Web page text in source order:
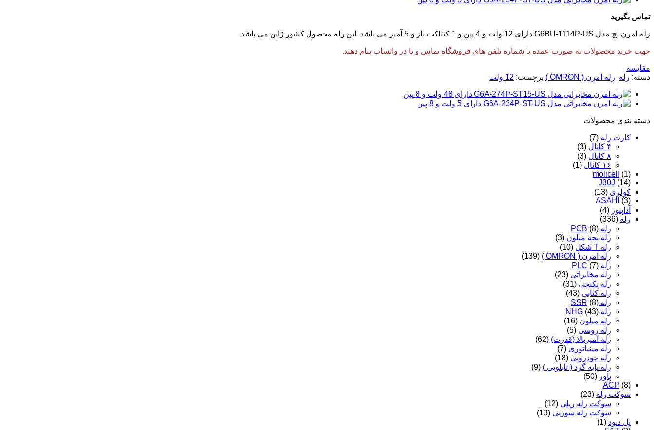
تماس بگیرید
رله امرن لچ مدل G6BU-1114P-US دارای 12 ولت و 4 پین و 1 کنتاکت باز و 5 آمپر می باشد. این رله محصول کشور ژاپن می باشد.
جهت خرید محصولات به صورت عمده با شماره تلفن های فروشگاه تماس و یا در واتساپ پیام دهید.
مقایسه
دسته: رله, رله امرن ( OMRON ) برچسب: 12 ولت
دسته‌ بندی محصولات
کارت رله (7)
۴ کانال
(3)
۸ کانال
(3)
۱۶ کانال
(1)
molicell
(1)
J30J (14)
کولری (13)
ASAHI
(3)
آداپتور (4)
رله (336)
رله PCB (8)
رله بچه میلون (3)
رله T شکل
(10)
رله امرن ( OMRON )
(139)
رله PLC (7)
رله مخابراتی (23)
رله پکیجی (31)
رله کتابی (43)
رله SSR (8)
رله NHG (43)
رله میلون (16)
رله روسی (5)
رله آمپربالا (قدرت) (62)
رله مینیاتوری (7)
رله خودرویی (18)
رله پایه گرد ( تابلویی ) (9)
پاور (50)
ACP (8)
سوکت رله (23)
سوکت رله ریلی (12)
سوکت رله سوزنی (13)
پل دیود (1)